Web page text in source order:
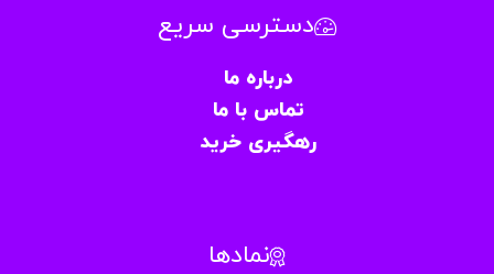
دسترسی سریع
درباره ما
تماس با ما
رهگیری خرید
نمادها